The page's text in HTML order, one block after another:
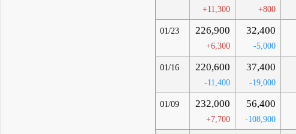
+11,300 +800
01/23 226,900
+6,300
32,400
-5,000
01/16 220,600
-11,400
37,400
-19,000
01/09 232,000
+7,700
56,400
-108,900